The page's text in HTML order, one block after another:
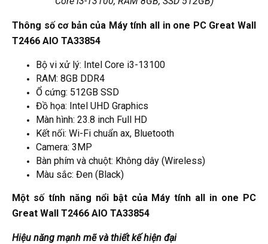
Thông số cơ bản của Máy tính all in one PC Great Wall
T2466 AIO TA33854
Bộ vi xử lý: Intel Core i3-13100
RAM: 8GB DDR4
Ổ cứng: 512GB SSD
Đồ họa: Intel UHD Graphics
Màn hình: 23.8 inch Full HD
Kết nối: Wi-Fi chuẩn ax, Bluetooth
Camera: 3MP
Bàn phím và chuột: Không dây (Wireless)
Màu sắc: Đen (Black)
Một số tính năng nổi bật của Máy tính all in one PC
Great Wall T2466 AIO TA33854
Hiệu năng mạnh mẽ và thiết kế hiện đại